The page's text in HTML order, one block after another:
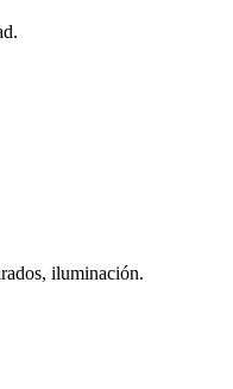
iluminación.